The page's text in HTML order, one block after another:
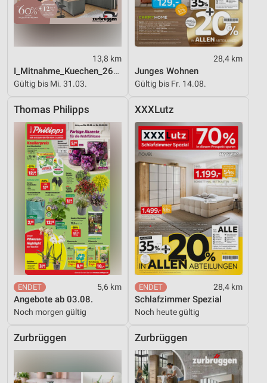
13,8 km
I_Mitnahme_Kuechen_26_ES
Gültig bis Mi. 31.03.
28,4 km
Junges Wohnen
Gültig bis Fr. 14.08.
Thomas Philipps
5,6 km
Angebote ab 03.08.
Noch morgen gültig
XXXLutz
28,4 km
Schlafzimmer Spezial
Noch heute gültig
Zurbrüggen Zurbrüggen